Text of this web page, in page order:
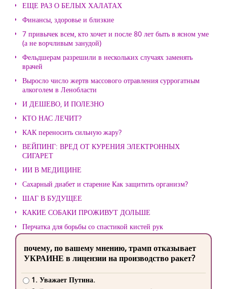
ЕЩЕ РАЗ О БЕЛЫХ ХАЛАТАХ
Финансы, здоровье и близкие
7 привычек всем, кто хочет и после 80 лет быть в ясном уме
(а не ворчливым занудой)
Фельдшерам разрешили в нескольких случаях заменять
врачей
Выросло число жертв массового отравления суррогатным
алкоголем в Ленобласти
И ДЕШЕВО, И ПОЛЕЗНО
КТО НАС ЛЕЧИТ?
КАК переносить сильную жару?
ВЕЙПИНГ: ВРЕД ОТ КУРЕНИЯ ЭЛЕКТРОННЫХ
СИГАРЕТ
ИИ В МЕДИЦИНЕ
Сахарный диабет и старение Как защитить организм?
ШАГ В БУДУЩЕЕ
КАКИЕ СОБАКИ ПРОЖИВУТ ДОЛЬШЕ
Перчатка для борьбы со спастикой кистей рук
почему, по вашему мнению, трамп отказывает
УКРАИНЕ в лицензии на производство ракет?
1. Уважает Путина.